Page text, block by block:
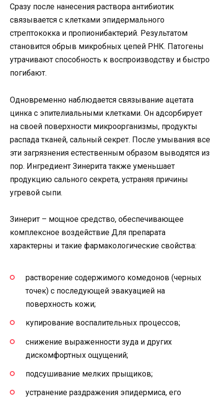
Сразу после нанесения раствора антибиотик
связывается с клетками эпидермального
стрептококка и пропионибактерий. Результатом
становится обрыв микробных цепей РНК. Патогены
утрачивают способность к воспроизводству и быстро
погибают.
Одновременно наблюдается связывание ацетата
цинка с эпителиальными клетками. Он адсорбирует
на своей поверхности микроорганизмы, продукты
распада тканей, сальный секрет. После умывания все
эти загрязнения естественным образом выводятся из
пор. Ингредиент Зинерита также уменьшает
продукцию сального секрета, устраняя причины
угревой сыпи.
Зинерит – мощное средство, обеспечивающее
комплексное воздействие Для препарата
характерны и такие фармакологические свойства:
растворение содержимого комедонов (черных
точек) с последующей эвакуацией на
поверхность кожи;
купирование воспалительных процессов;
снижение выраженности зуда и других
дискомфортных ощущений;
подсушивание мелких прыщиков;
устранение раздражения эпидермиса, его